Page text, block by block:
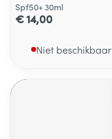
Spf50+ 30ml
€ 14,00
Niet beschikbaar